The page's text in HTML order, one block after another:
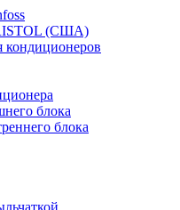
(США)
кондиционеров
блока
блока